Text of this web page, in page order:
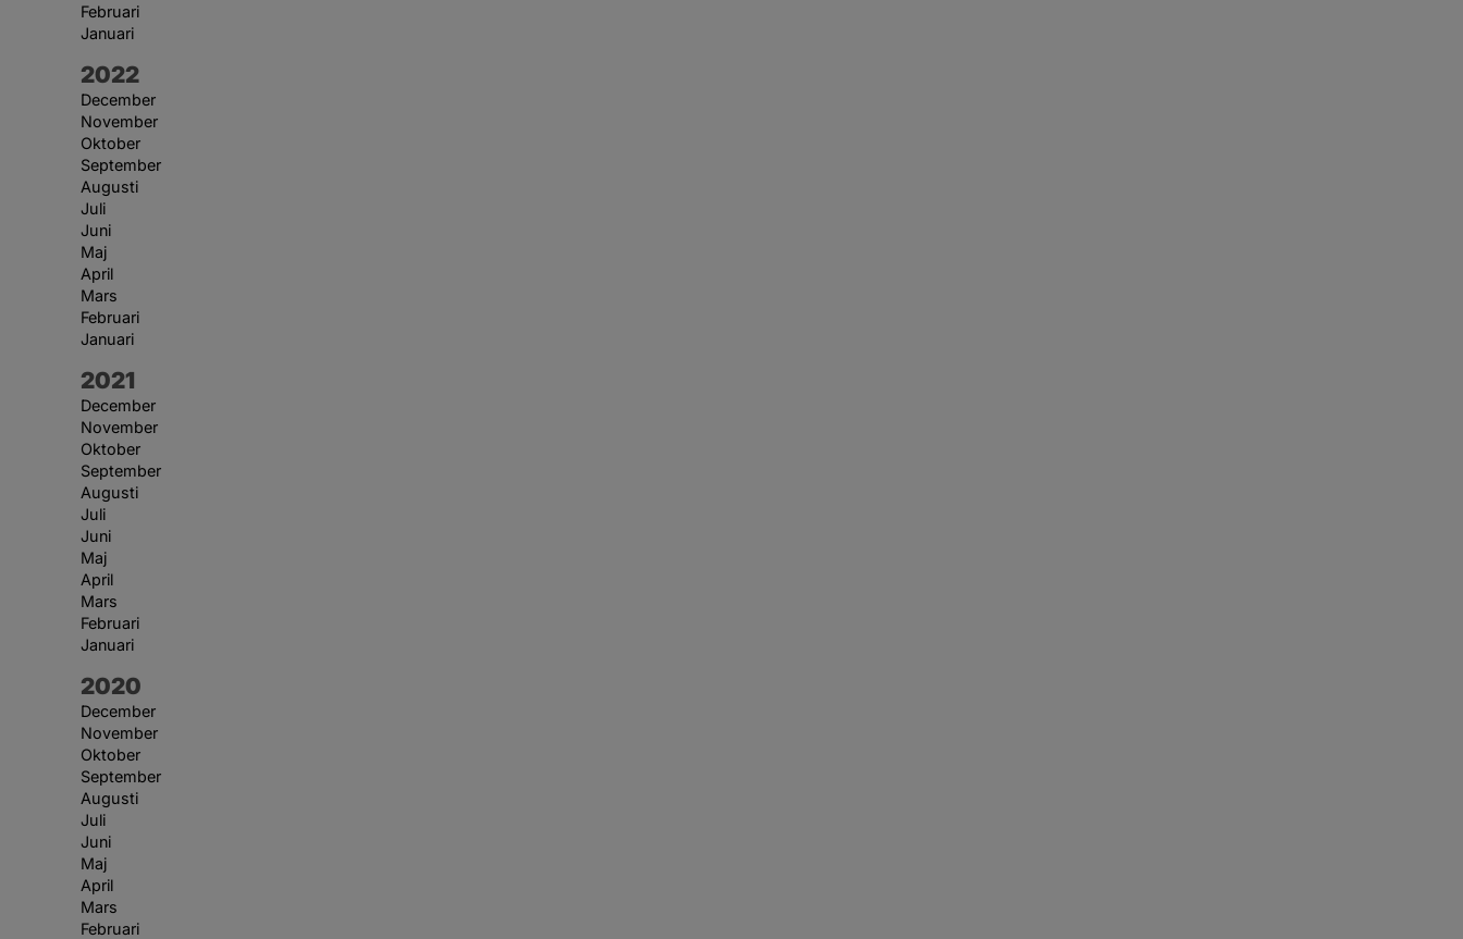
Februari
Januari
År:
2022
December
November
Oktober
September
Augusti
Juli
Juni
Maj
April
Mars
Februari
Januari
År:
2021
December
November
Oktober
September
Augusti
Juli
Juni
Maj
April
Mars
Februari
Januari
År:
2020
December
November
Oktober
September
Augusti
Juli
Juni
Maj
April
Mars
Februari